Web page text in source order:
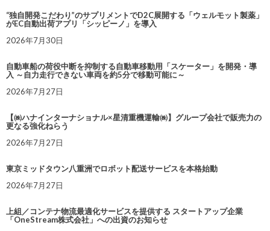
“独自開発こだわり”のサプリメントでD2C展開する「ウェルモット製薬」
がEC自動出荷アプリ「シッピーノ」を導入
2026年7月30日
自動車船の荷役中断を抑制する自動車移動用「スケーター」を開発・導
入 ～自力走行できない車両を約5分で移動可能に～
2026年7月27日
【㈱ハナインターナショナル×星清重機運輸㈱】グループ会社で販売力の
更なる強化ねらう
2026年7月27日
東京ミッドタウン八重洲でロボット配送サービスを本格始動
2026年7月27日
上組／コンテナ物流最適化サービスを提供する スタートアップ企業
「OneStream株式会社」への出資のお知らせ